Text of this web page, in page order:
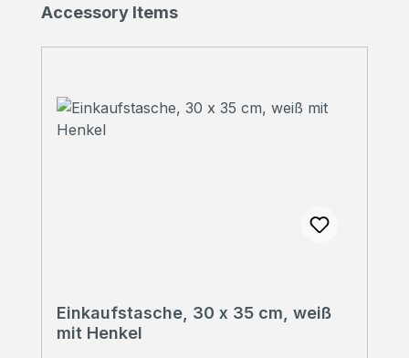
Produktgalerie überspringen
Accessory Items
Einkaufstasche, 30 x 35 cm, weiß
mit Henkel